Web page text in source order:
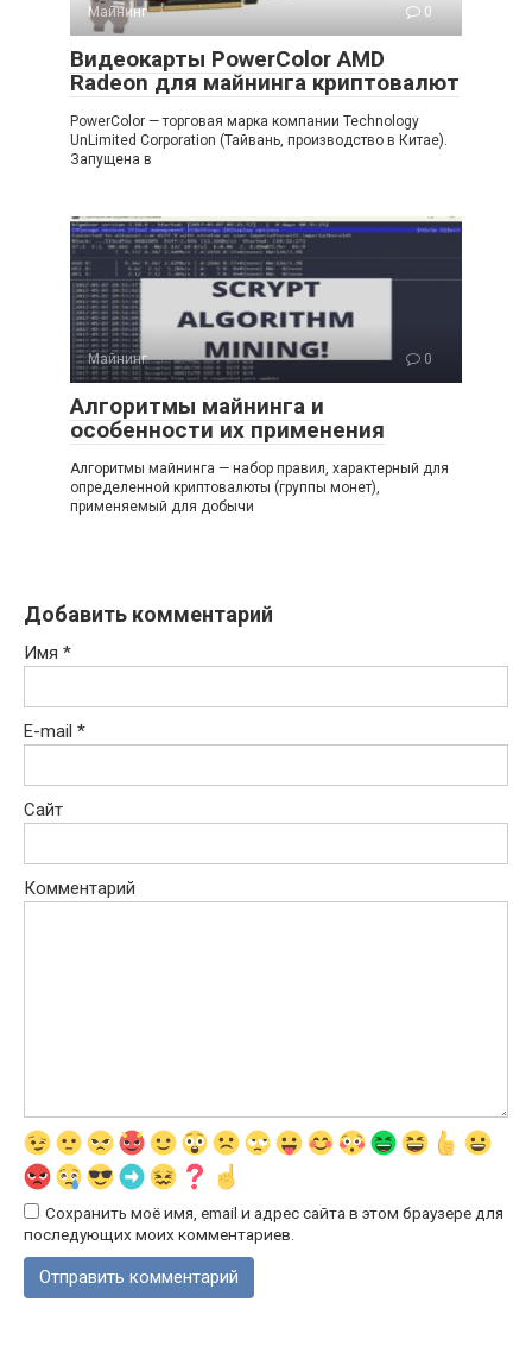
Майнинг 0
Видеокарты PowerColor AMD
Radeon для майнинга криптовалют
PowerColor — торговая марка компании Technology
UnLimited Corporation (Тайвань, производство в Китае).
Запущена в
Майнинг 0
Алгоритмы майнинга и
особенности их применения
Алгоритмы майнинга — набор правил, характерный для
определенной криптовалюты (группы монет),
применяемый для добычи
Добавить комментарий
Имя *
E-mail *
Сайт
Комментарий
Сохранить моё имя, email и адрес сайта в этом браузере для
последующих моих комментариев.